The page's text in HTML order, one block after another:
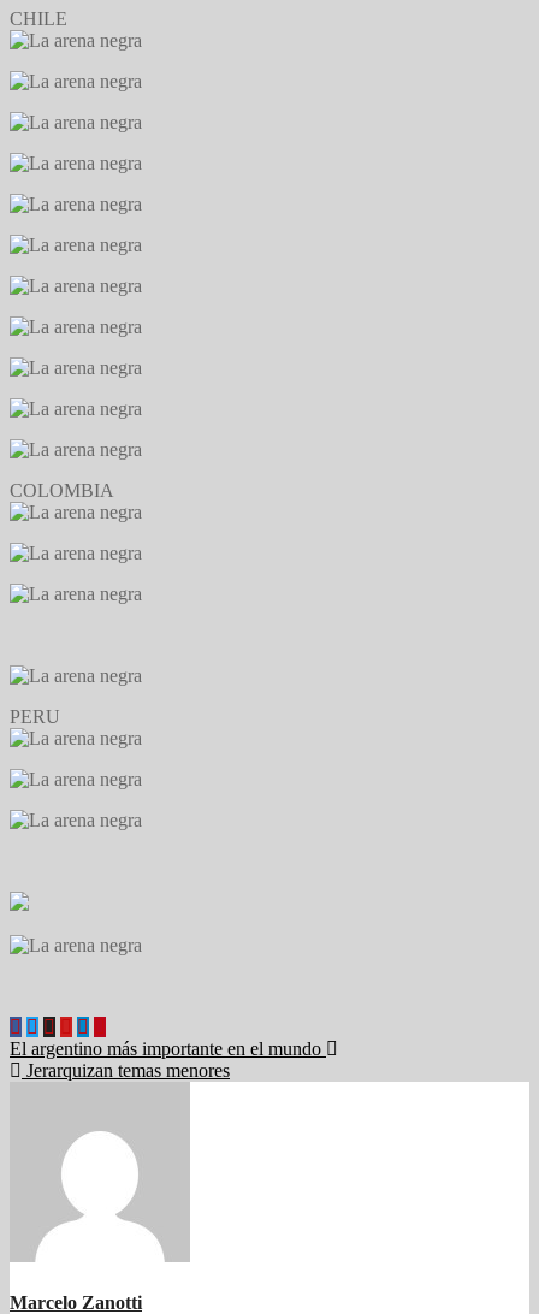
CHILE
COLOMBIA
PERU
Navegación
de
El argentino más importante en el mundo
Jerarquizan temas menores
Marcelo Zanotti